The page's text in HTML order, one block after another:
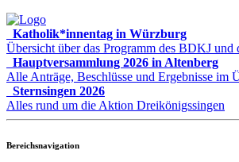
Katholik*innentag in Würzburg
Übersicht über das Programm des BDKJ und
Hauptversammlung 2026 in Altenberg
Alle Anträge, Beschlüsse und Ergebnisse im
Sternsingen 2026
Alles rund um die Aktion Dreikönigssingen
Bereichsnavigation